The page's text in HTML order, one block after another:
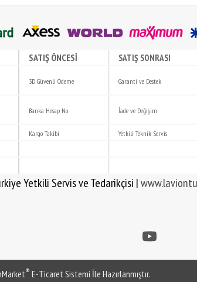
SATIŞ ÖNCESİ SATIŞ SONRASI
3D Güvenli Ödeme Garanti ve Destek
Banka Hesap No İade ve Değişim
Kargo Takibi Yetkili Teknik Servis
ve Tedarikçisi |
® E-Ticaret Sistemi İle Hazırlanmıştır.